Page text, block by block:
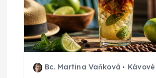
Bc. Martina Vaňková